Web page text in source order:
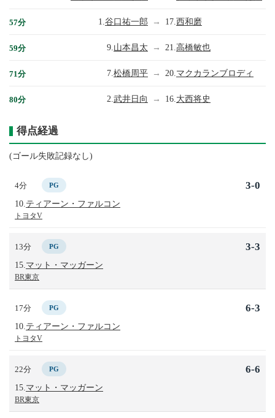
57分 1. 谷口祐一郎 → 17. 西和磨
59分 9. 山本昌太 → 21. 高橋敏也
71分 7. 松橋周平 → 20. マクカランブロディ
80分 2. 武井日向 → 16. 大西将史
得点経過
(ゴール失敗記録なし)
4分 PG
10. ティアーン・ファルコン
トヨタV
3-0
13分 PG
15. マット・マッガーン
BR東京
3-3
17分 PG
10. ティアーン・ファルコン
トヨタV
6-3
22分 PG
15. マット・マッガーン
BR東京
6-6